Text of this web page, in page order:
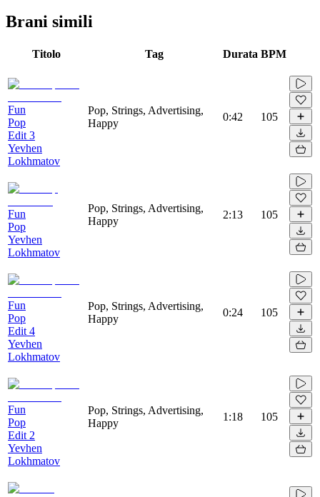
Brani simili
Titolo Tag Durata BPM
Fun
Pop
Edit 3
Yevhen
Lokhmatov
Pop, Strings, Advertising,
Happy
0:42 105
Fun
Pop
Yevhen
Lokhmatov
Pop, Strings, Advertising,
Happy
2:13 105
Fun
Pop
Edit 4
Yevhen
Lokhmatov
Pop, Strings, Advertising,
Happy
0:24 105
Fun
Pop
Edit 2
Yevhen
Lokhmatov
Pop, Strings, Advertising,
Happy
1:18 105